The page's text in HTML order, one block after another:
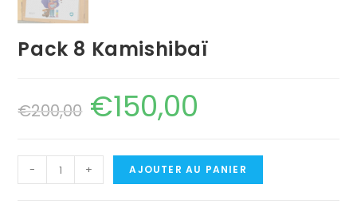
Pack 8 Kamishibaï
€200,00 €150,00
- + AJOUTER AU PANIER